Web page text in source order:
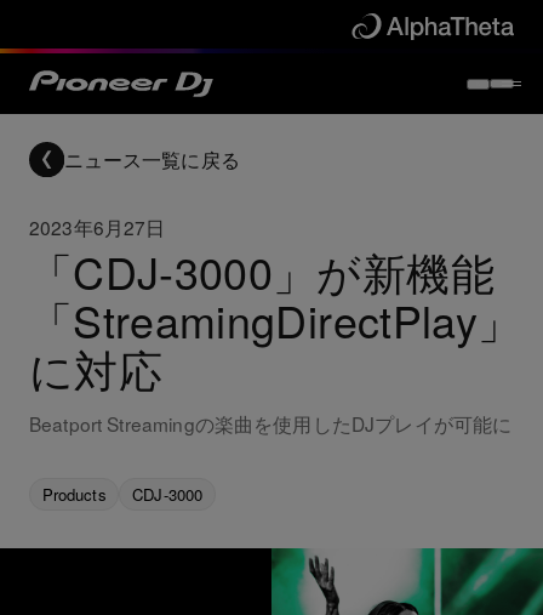
ニュース一覧に戻る
2023年6月27日
「CDJ-3000」が新機能
「StreamingDirectPlay」
に対応
Beatport Streamingの楽曲を使用したDJプレイが可能に
Products CDJ-3000